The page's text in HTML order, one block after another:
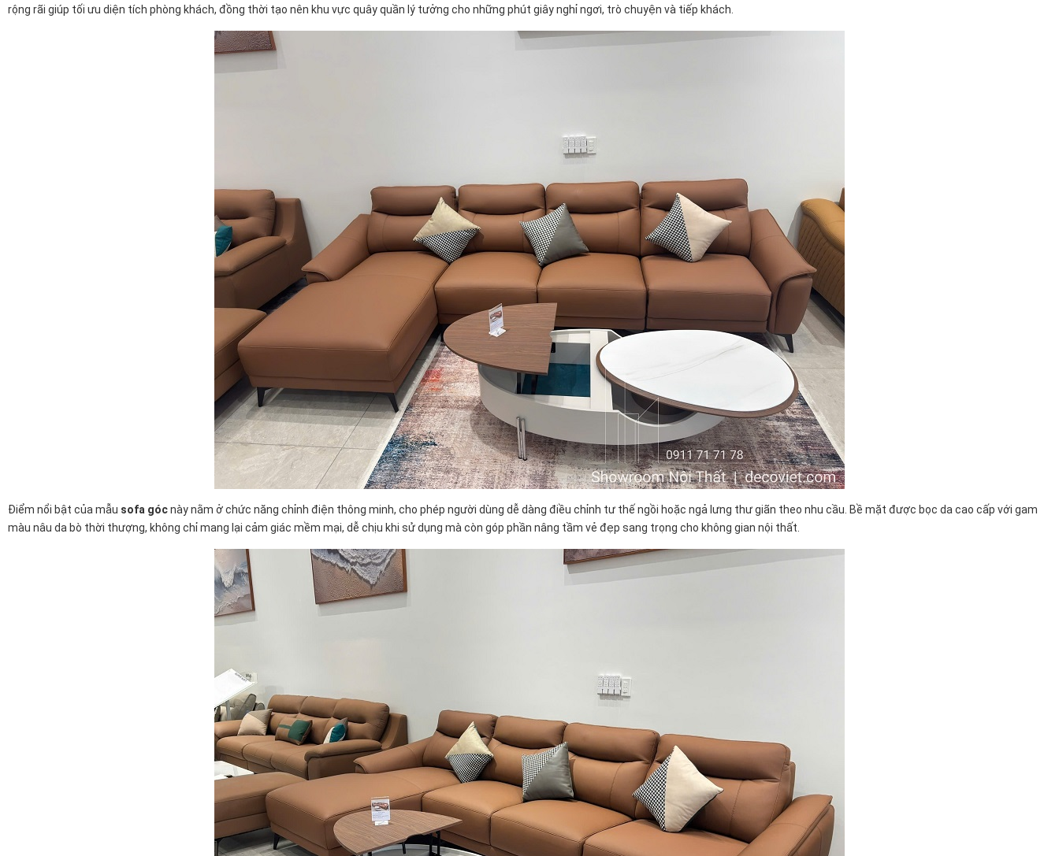
rộng rãi giúp tối ưu diện tích phòng khách, đồng thời tạo nên khu vực quây quần lý tưởng cho những phút giây nghỉ ngơi, trò chuyện và tiếp khách.
Điểm nổi bật của mẫu sofa gócnày nằm ở chức năng chỉnh điện thông minh, cho phép người dùng dễ dàng điều chỉnh tư thế ngồi hoặc ngả lưng thư giãn theo nhu cầu. Bề mặt được bọc da cao cấp với gam
màu nâu da bò thời thượng, không chỉ mang lại cảm giác mềm mại, dễ chịu khi sử dụng mà còn góp phần nâng tầm vẻ đẹp sang trọng cho không gian nội thất.